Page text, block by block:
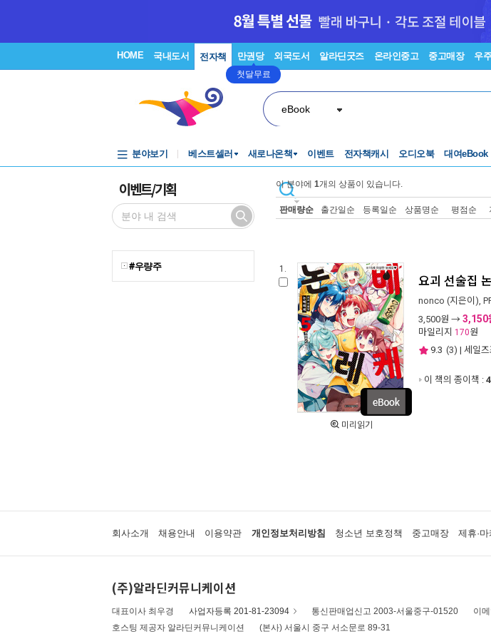
HOME 국내도서 전자책 만권당
첫달무료
외국도서 알라딘굿즈 온라인중고 중고매장 우
eBook
분야보기 베스트셀러 새로나온책 이벤트 전자책캐시 오디오북 대여eBook
이벤트/기획
#우량주
이 분야에 1개의 상품이 있습니다.
판매량순 출간일순 등록일순 상품명순 평점순
1.
미리읽기
요괴 선술집
nonco (지은이),
3,500원 → 3,150
마일리지 170원
9.3 (3) | 세일
이 책의 종이책 :
회사소개 채용안내 이용약관 개인정보처리방침 청소년 보호정책 중고매장 제휴·
(주)알라딘커뮤니케이션
대표이사 최우경 사업자등록 201-81-23094 통신판매업신고 2003-서울중구-01520
이
호스팅 제공자 알라딘커뮤니케이션
(본사) 서울시 중구 서소문로 89-31